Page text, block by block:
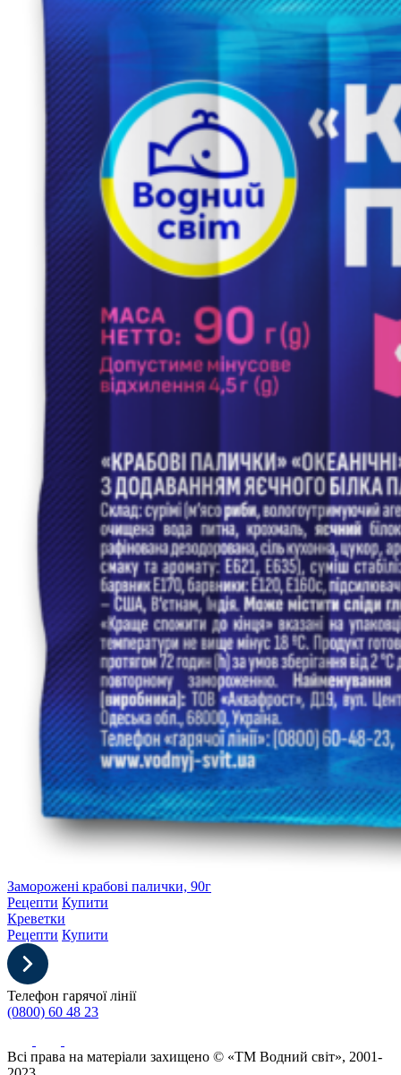
Заморожені крабові палички, 90г
Рецепти Купити
Креветки
Рецепти Купити
Телефон гарячої лінії
(0800) 60 48 23
Всі права на матеріали захищено © «ТМ Водний світ», 2001-